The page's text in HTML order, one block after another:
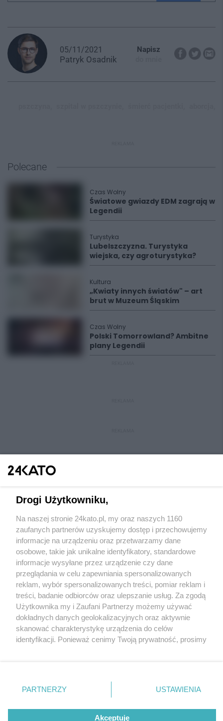
05/11/2021
Patryk Osadnik
Napisz
Polecane
Czas Wolny
Światowe gwiazdy EDM zagrają w
Legendii
Turystyka
Lubelszczyzna. Turystyka
wiejska, czy agroturystyka?
Kultura
„Kwiaty innych światów" – art
brut w Muzeum Śląskim
Czas Wolny
Polski Tomorrowland? Ambitne
plany Legendii
Wydawca mediów lokalnych
Nie zapomnij
zapoznać się z:
polityką prywatności regulamin korzystania z portali
Twojemiasto
Piekary Śląskie
Chorzów
Tarnowskie Góry
Gliwice
Skontakuj sięz nami
Kontakt
Wydawca
Redakcja
Drogi Użytkowniku,
Na naszej stronie 24kato.pl, my oraz naszych 1160
zaufanych partnerów uzyskujemy dostęp i przechowujemy
informacje na urządzeniu oraz przetwarzamy dane
osobowe, takie jak unikalne identyfikatory, standardowe
informacje wysyłane przez urządzenie czy dane
przeglądania w celu zapewniania spersonalizowanych
reklam, wybór spersonalizowanych treści, pomiar reklam i
treści, badanie odbiorców oraz ulepszanie usług. Za zgodą
Użytkownika my i Zaufani Partnerzy możemy używać
dokładnych danych geolokalizacyjnych oraz aktywnie
skanować charakterystykę urządzenia do celów
identyfikacji. Ponieważ cenimy Twoją prywatność, prosimy
prywatności znajdujący się w lewym dolnym rogu strony
. Niektóre rodzaje przetwarzania danych nie wymagają
zgody użytkownika, ale masz prawo sprzeciwić się
takiemu przetwarzaniu. Preferencje będą miały
PARTNERZY USTAWIENIA
Akceptuję